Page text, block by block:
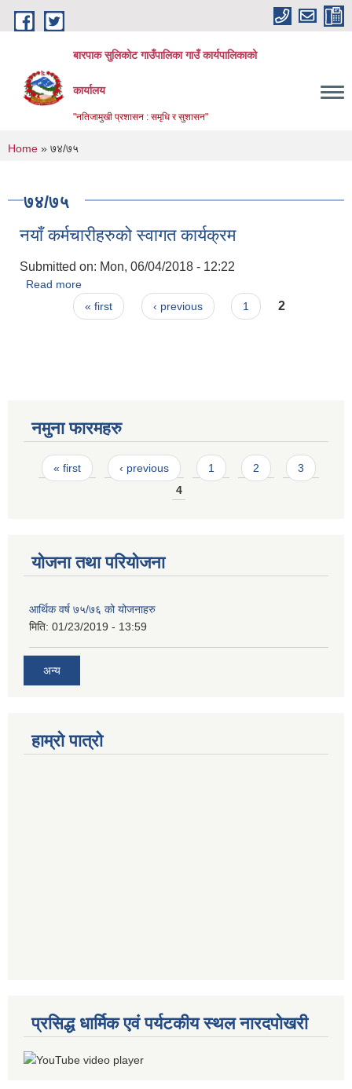
Skip to main content
बारपाक सुलिकोट गाउँपालिका गाउँ कार्यपालिकाको
कार्यालय
"नतिजामुखी प्रशासन : समृधि र सुशासन"
You are here
Home » ७४/७५
७४/७५
नयाँ कर्मचारीहरुको स्वागत कार्यक्रम
Submitted on: Mon, 06/04/2018 - 12:22
Read more
Pages« first ‹ previous 1 2
नमुना फारमहरु
Pages
« first ‹ previous 1 2
3
4
योजना तथा परियोजना
आर्थिक वर्ष ७५/७६ को योजनाहरु
मिति: 01/23/2019 - 13:59
अन्य
हाम्रो पात्रो
प्रसिद्ध धार्मिक एवं पर्यटकीय स्थल नारदपोखरी